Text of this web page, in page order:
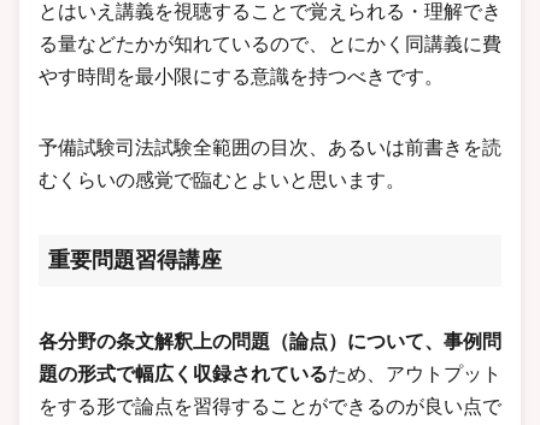
とはいえ講義を視聴することで覚えられる・理解でき
る量などたかが知れているので、とにかく同講義に費
やす時間を最小限にする意識を持つべきです。
予備試験司法試験全範囲の目次、あるいは前書きを読
むくらいの感覚で臨むとよいと思います。
重要問題習得講座
各分野の条文解釈上の問題（論点）について、事例問
題の形式で幅広く収録されているため、アウトプット
をする形で論点を習得することができるのが良い点で